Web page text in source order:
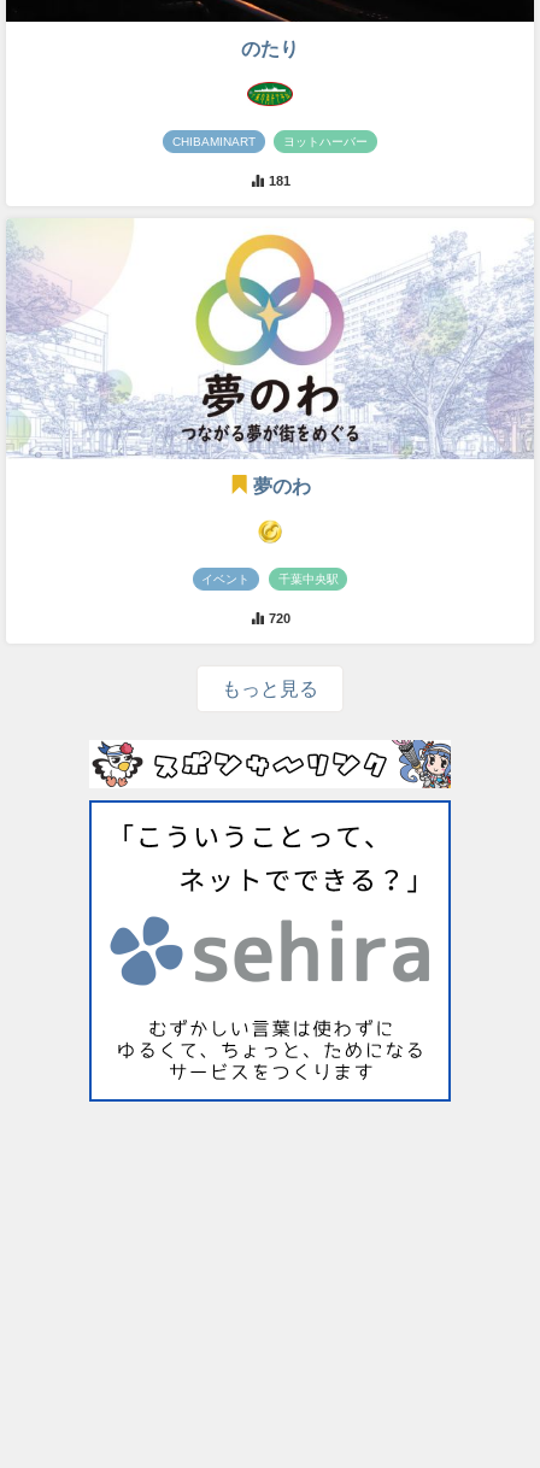
のたり
CHIBAMINART ヨットハーバー
181
夢のわ
イベント 千葉中央駅
720
もっと見る